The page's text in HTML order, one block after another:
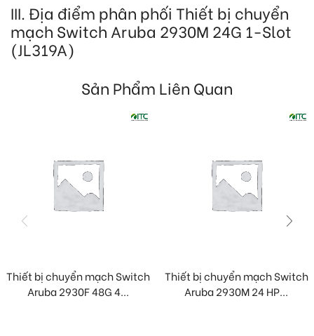
III. Địa điểm phân phối Thiết bị chuyển
mạch Switch Aruba 2930M 24G 1-Slot
(JL319A)
Sản Phẩm Liên Quan
Thiết bị chuyển mạch Switch
Aruba 2930F 48G 4...
Thiết bị chuyển mạch Switch
Aruba 2930M 24 HP...